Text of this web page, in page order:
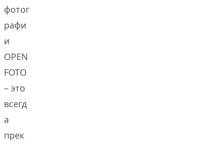
фотог
рафи
и
OPEN
FOTO
– это
всегд
а
прек